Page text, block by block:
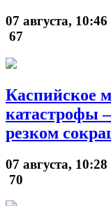
07 августа, 10:46
67
Каспийское
катастрофы
резком
07 августа, 10:28
70